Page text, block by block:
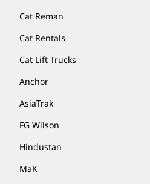
Cat Reman
Cat Rentals
Cat Lift Trucks
Anchor
AsiaTrak
FG Wilson
Hindustan
MaK